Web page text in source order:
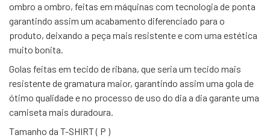
ombro a ombro, feitas em máquinas com tecnologia de ponta
garantindo assim um acabamento diferenciado para o
produto, deixando a peça mais resistente e com uma estética
muito bonita.
Golas feitas em tecido de ribana, que seria um tecido mais
resistente de gramatura maior, garantindo assim uma gola de
ótimo qualidade e no processo de uso do dia a dia garante uma
camiseta mais duradoura.
Tamanho da T-SHIRT ( P )